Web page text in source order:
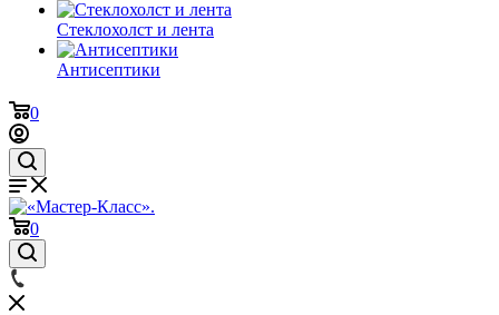
Стеклохолст и лента
Антисептики
0
0